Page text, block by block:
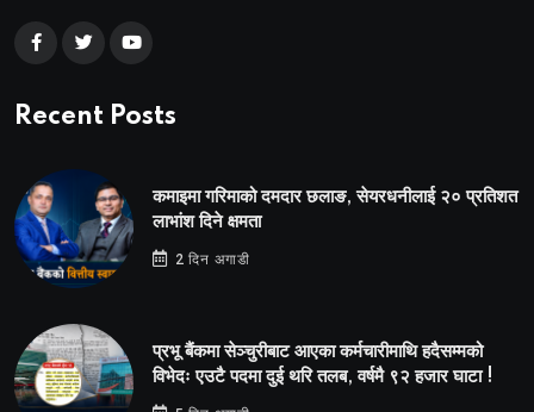
Recent Posts
कमाइमा गरिमाको दमदार छलाङ, सेयरधनीलाई २० प्रतिशत
लाभांश दिने क्षमता
2 दिन अगाडी
प्रभू बैंकमा सेञ्चुरीबाट आएका कर्मचारीमाथि हदैसम्मको
विभेदः एउटै पदमा दुई थरि तलब, वर्षमै ९२ हजार घाटा !